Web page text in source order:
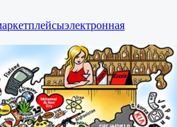
электронная